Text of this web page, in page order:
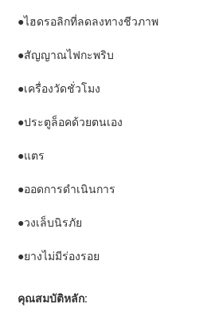
●ไฮดรอลิกที่ลดลงทางชีวภาพ
●สัญญาณไฟกะพริบ
●เครื่องวัดชั่วโมง
●ประตูล็อคด้วยตนเอง
●แตร
●ออดการดำเนินการ
●วงเล็บนิรภัย
●ยางไม่มีร่องรอย
คุณสมบัติหลัก: